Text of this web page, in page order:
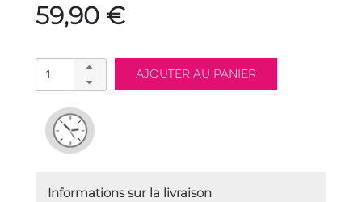
59,90 €
Informations sur la livraison